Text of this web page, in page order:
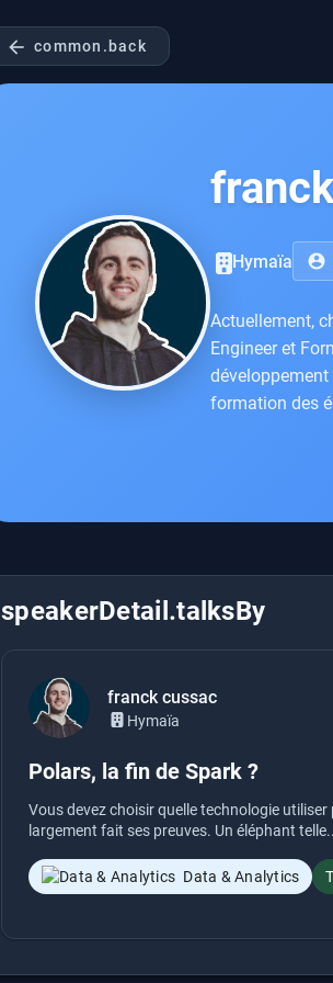
arrow_back common.back
Hymaïa account_circle
Actuellement,
Engineer et
formation des
speakerDetail.talksBy
franck cussac
Hymaïa
Polars, la fin de Spark ?
Vous devez choisir quelle technologie
largement fait ses preuves. Un éléphant
Data & Analytics